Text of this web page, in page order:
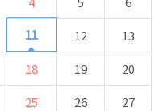
11 12
13
18 19
20
25 26
27